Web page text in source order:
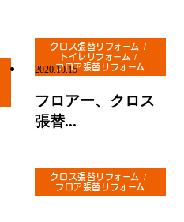
クロス張替リフォーム
トイレリフォーム
フロア張替リフォーム
2020.10.15
フロアー、クロス
張替...
クロス張替リフォーム
フロア張替リフォーム